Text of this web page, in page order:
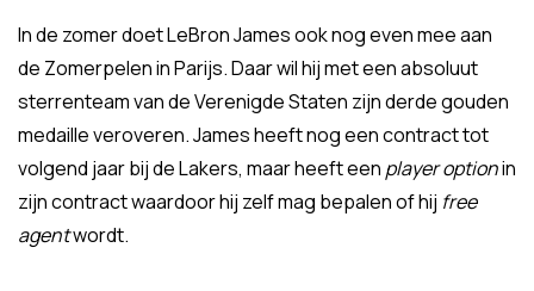
In de zomer doet LeBron James ook nog even mee aan
de Zomerpelen in Parijs. Daar wil hij met een absoluut
sterrenteam van de Verenigde Staten zijn derde gouden
medaille veroveren. James heeft nog een contract tot
volgend jaar bij de Lakers, maar heeft een player optionin
zijn contract waardoor hij zelf mag bepalen of hij free
agentwordt.